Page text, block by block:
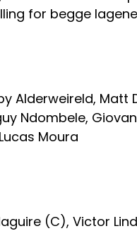
for begge
Alderweireld, Matt
Ndombele,
Moura
(C), Victor